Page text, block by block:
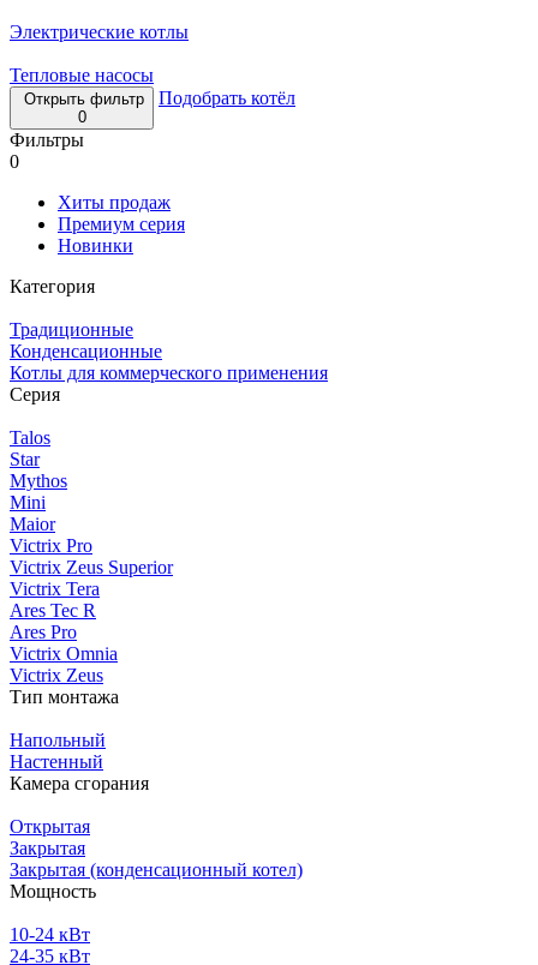
Электрические котлы
Тепловые насосы
Открыть фильтр
0
Подобрать котёл
Фильтры
0
Хиты продаж
Премиум серия
Новинки
Категория
Традиционные
Конденсационные
Котлы для коммерческого применения
Серия
Talos
Star
Mythos
Mini
Maior
Victrix Pro
Victrix Zeus Superior
Victrix Tera
Ares Tec R
Ares Pro
Victrix Omnia
Victrix Zeus
Тип монтажа
Напольный
Настенный
Камера сгорания
Открытая
Закрытая
Закрытая (конденсационный котел)
Мощность
10-24 кВт
24-35 кВт